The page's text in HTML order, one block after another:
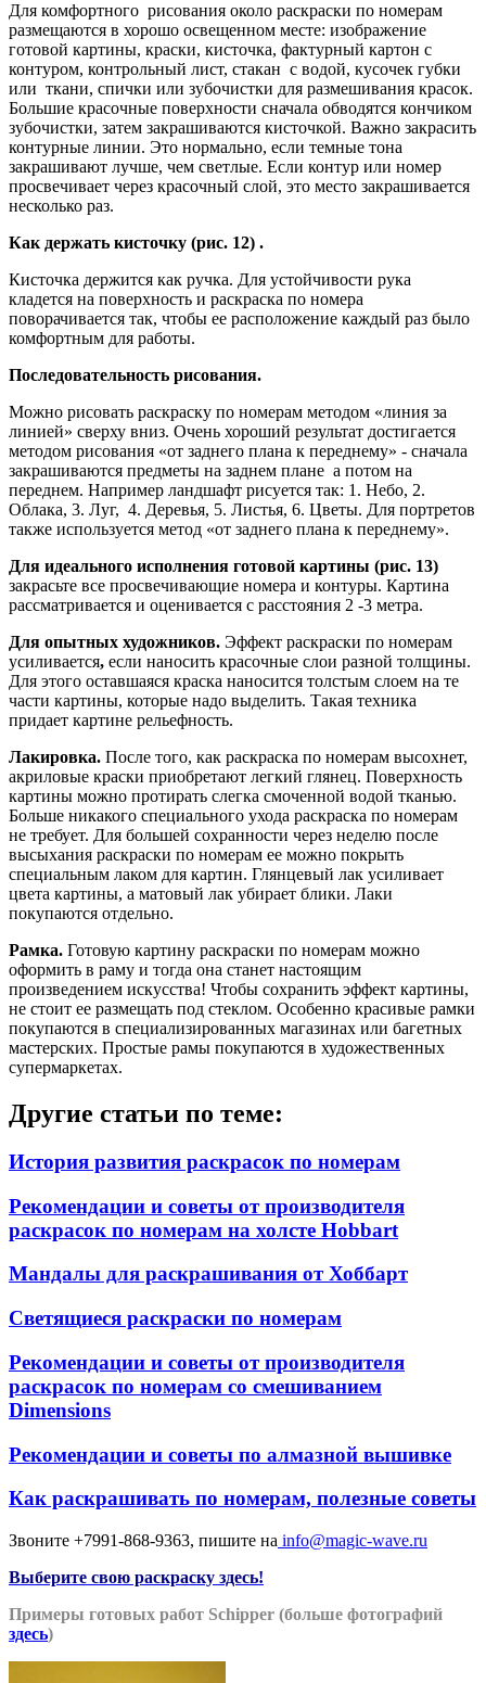
Для комфортного рисования около раскраски по номерам
размещаются в хорошо освещенном месте: изображение
готовой картины, краски, кисточка, фактурный картон с
контуром, контрольный лист, стакан с водой, кусочек губки
или ткани, спички или зубочистки для размешивания красок.
Большие красочные поверхности сначала обводятся кончиком
зубочистки, затем закрашиваются кисточкой. Важно закрасить
контурные линии. Это нормально, если темные тона
закрашивают лучше, чем светлые. Если контур или номер
просвечивает через красочный слой, это место закрашивается
несколько раз.
Как держать кисточку (рис. 12) .
Кисточка держится как ручка. Для устойчивости рука
кладется на поверхность и раскраска по номера
поворачивается так, чтобы ее расположение каждый раз было
комфортным для работы.
Последовательность рисования.
Можно рисовать раскраску по номерам методом «линия за
линией» сверху вниз. Очень хороший результат достигается
методом рисования «от заднего плана к переднему» - сначала
закрашиваются предметы на заднем плане а потом на
переднем. Например ландшафт рисуется так: 1. Небо, 2.
Облака, 3. Луг, 4. Деревья, 5. Листья, 6. Цветы. Для портретов
также используется метод «от заднего плана к переднему».
Для идеального исполнения готовой картины (рис. 13)
закрасьте все просвечивающие номера и контуры. Картина
рассматривается и оценивается с расстояния 2 -3 метра.
Для опытных художников. Эффект раскраски по номерам
усиливается, если наносить красочные слои разной толщины.
Для этого оставшаяся краска наносится толстым слоем на те
части картины, которые надо выделить. Такая техника
придает картине рельефность.
Лакировка. После того, как раскраска по номерам высохнет,
акриловые краски приобретают легкий глянец. Поверхность
картины можно протирать слегка смоченной водой тканью.
Больше никакого специального ухода раскраска по номерам
не требует. Для большей сохранности через неделю после
высыхания раскраски по номерам ее можно покрыть
специальным лаком для картин. Глянцевый лак усиливает
цвета картины, а матовый лак убирает блики. Лаки
покупаются отдельно.
Рамка. Готовую картину раскраски по номерам можно
оформить в раму и тогда она станет настоящим
произведением искусства! Чтобы сохранить эффект картины,
не стоит ее размещать под стеклом. Особенно красивые рамки
покупаются в специализированных магазинах или багетных
мастерских. Простые рамы покупаются в художественных
супермаркетах.
Другие статьи по теме:
История развития раскрасок по номерам
Рекомендации и советы от производителя
раскрасок по номерам на холсте Hobbart
Мандалы для раскрашивания от Хоббарт
Светящиеся раскраски по номерам
Рекомендации и советы от производителя
раскрасок по номерам со смешиванием
Dimensions
Рекомендации и советы по алмазной вышивке
Как раскрашивать по номерам, полезные советы
Звоните +7991-868-9363, пишите на info@magic-wave.ru
Выберите свою раскраску здесь!
Примеры готовых работ Schipper (больше фотографий
здесь)